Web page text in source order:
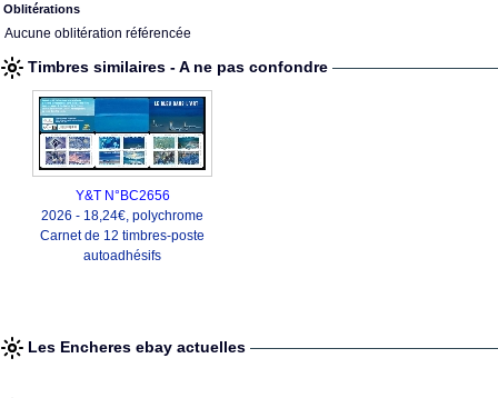
Oblitérations
Aucune oblitération référencée
Timbres similaires - A ne pas confondre
Y&T N°BC2656
2026 - 18,24€, polychrome
Carnet de 12 timbres-poste
autoadhésifs
Les Encheres ebay actuelles